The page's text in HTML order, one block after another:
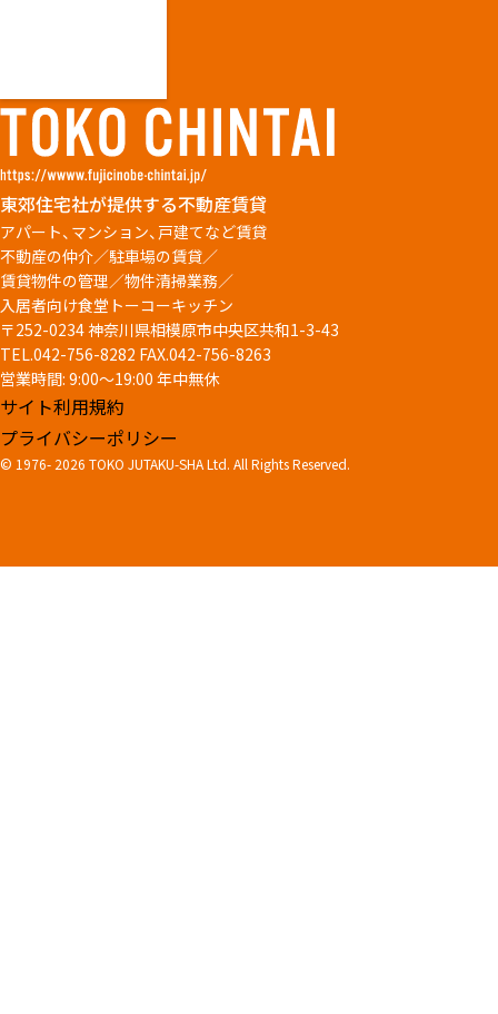
東郊住宅社が提供する不動産賃貸
アパート、マンション、戸建てなど賃貸
不動産の仲介／駐車場の賃貸／
賃貸物件の管理／物件清掃業務／
入居者向け食堂トーコーキッチン
〒252-0234 神奈川県相模原市中央区共和1-3-43
TEL.042-756-8282 FAX.042-756-8263
営業時間: 9:00～19:00 年中無休
サイト利用規約
プライバシーポリシー
© 1976-2026 TOKO JUTAKU-SHA Ltd. All Rights Reserved.